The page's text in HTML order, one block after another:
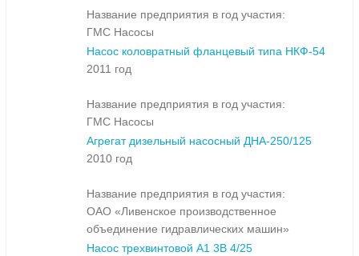
Название предприятия в год участия:
ГМС Насосы
Насос коловратный фланцевый типа НКФ-54
2011 год
Название предприятия в год участия:
ГМС Насосы
Агрегат дизельный насосный ДНА-250/125
2010 год
Название предприятия в год участия:
ОАО «Ливенское производственное
объединение гидравлических машин»
Насос трехвинтовой А1 3В 4/25